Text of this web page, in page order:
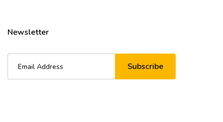
Newsletter
Subscribe